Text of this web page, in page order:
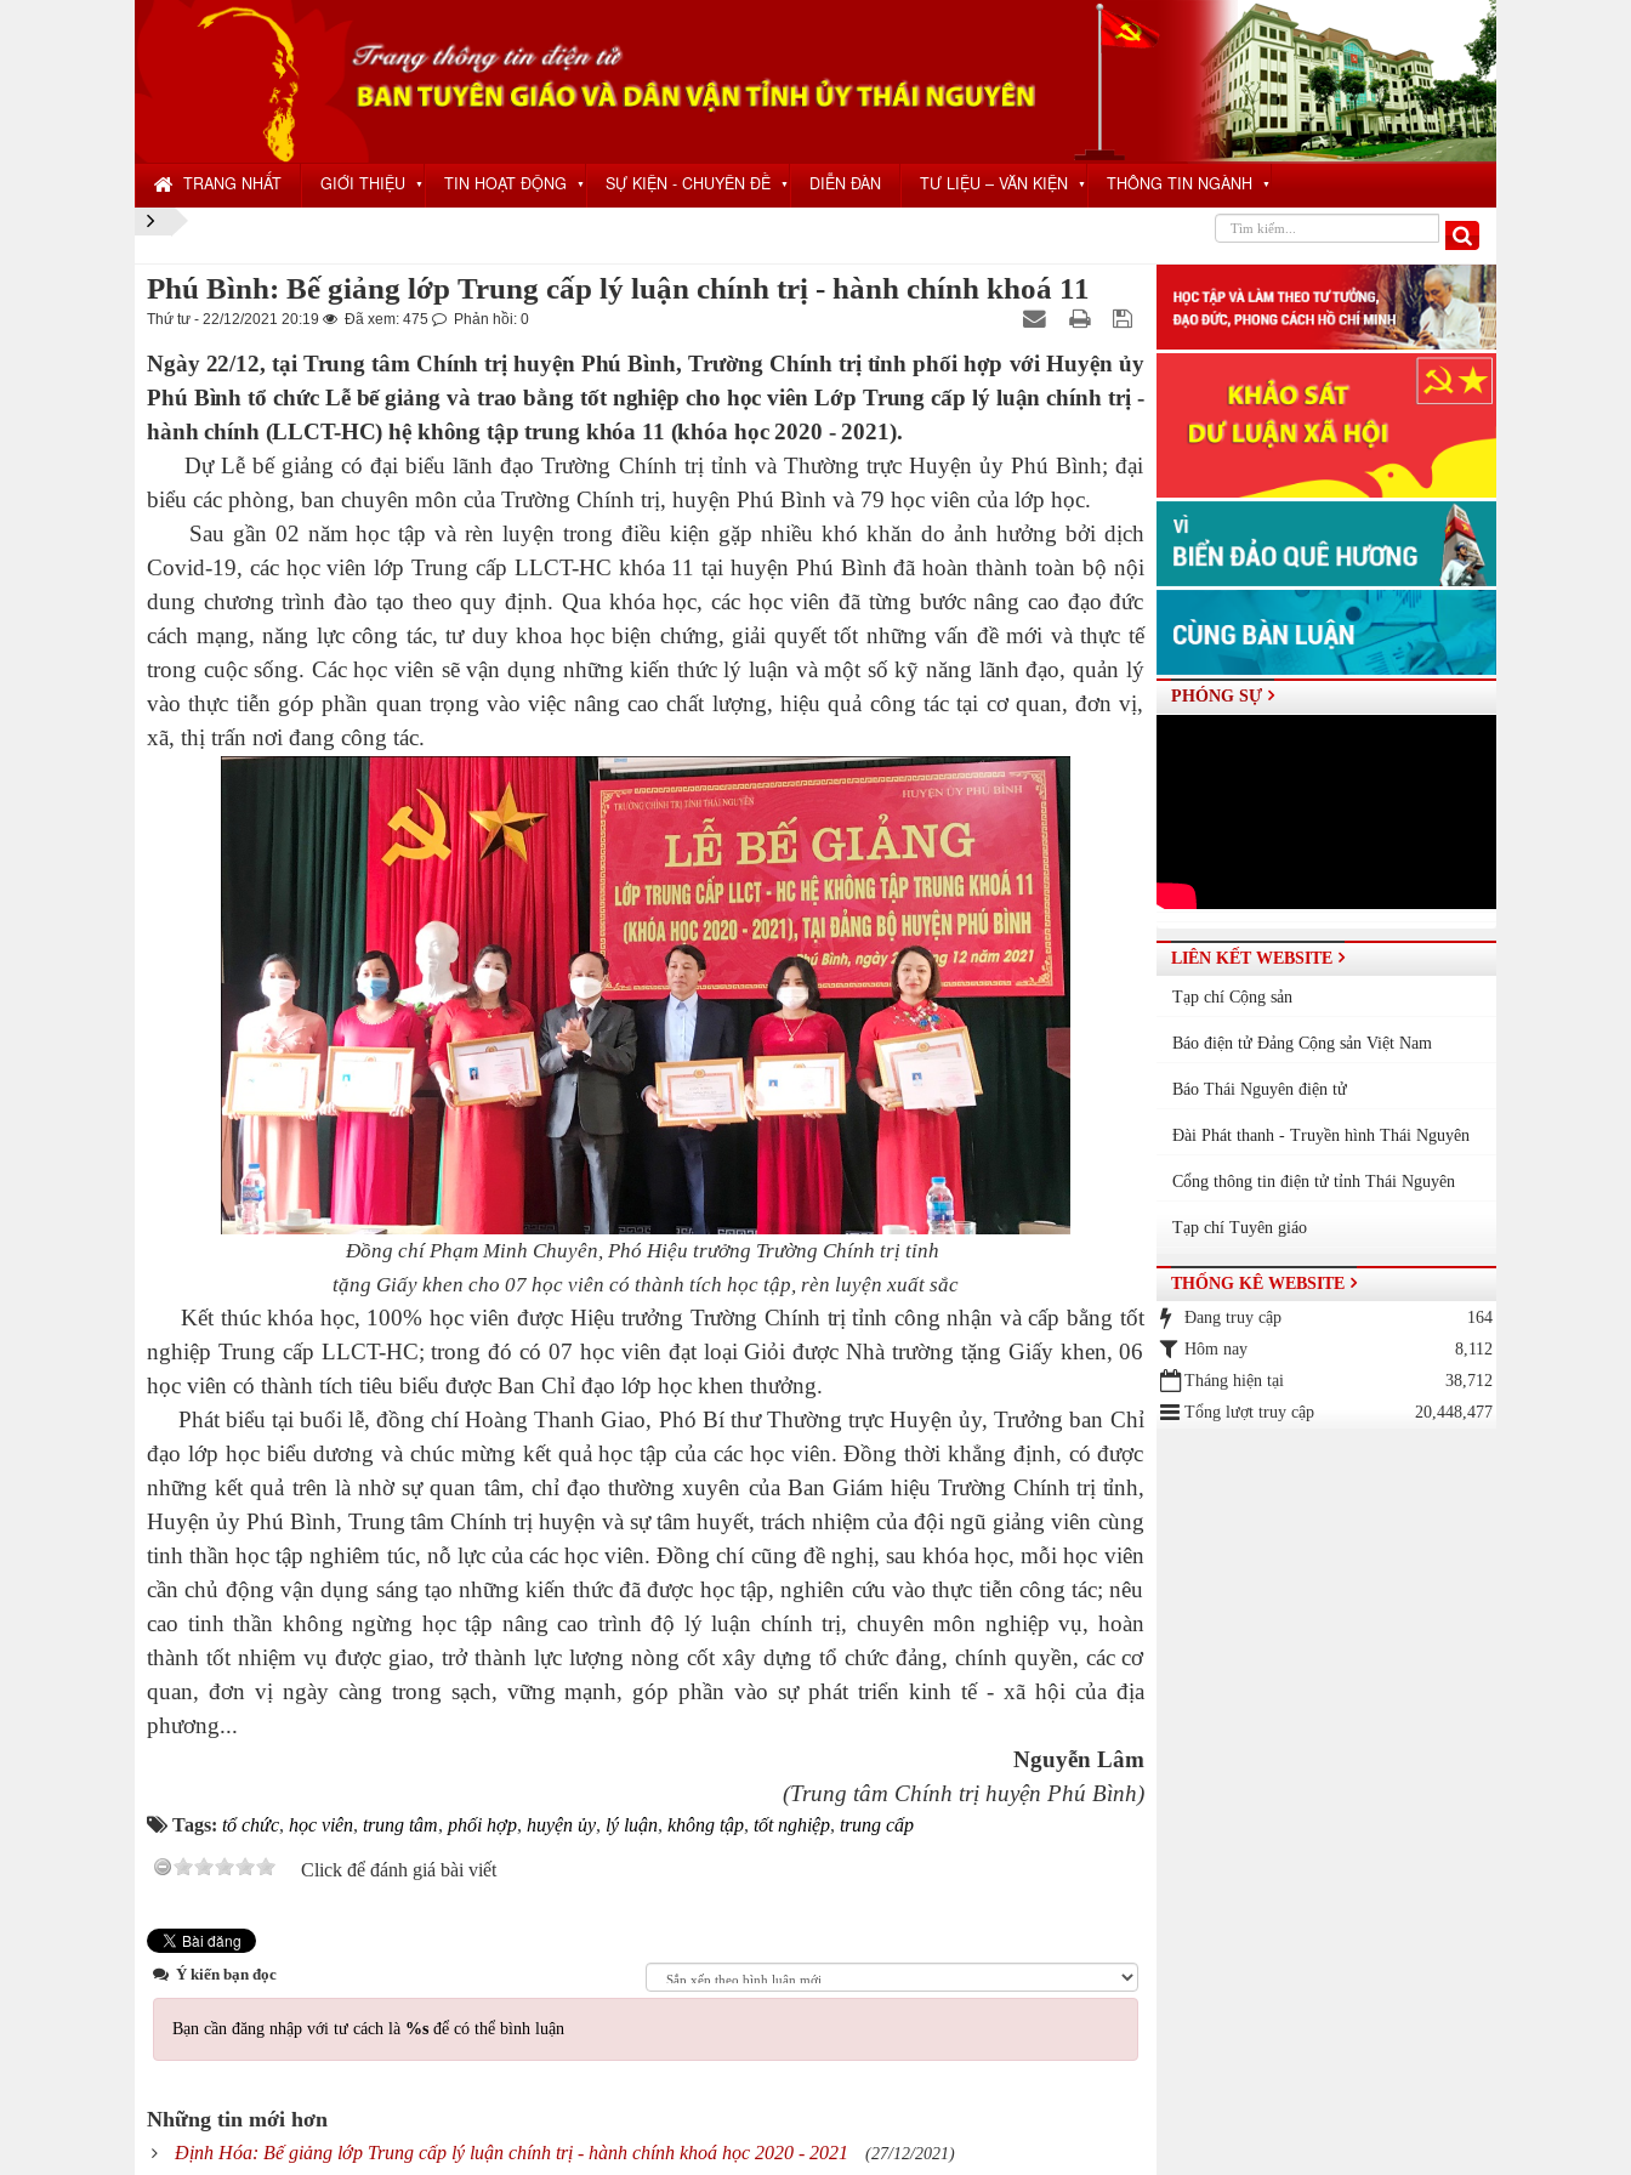
TRANG NHẤT GIỚI THIỆU ▼ TIN HOẠT ĐỘNG ▼ SỰ KIỆN - CHUYÊN ĐỀ ▼ DIỄN ĐÀN TƯ LIỆU – VĂN KIỆN ▼ THÔNG TIN NGÀNH ▼
Phú Bình: Bế giảng lớp Trung cấp lý luận chính trị - hành chính khoá 11
Thứ tư - 22/12/2021 20:19 Đã xem: 475 Phản hồi: 0
Ngày 22/12, tại Trung tâm Chính trị huyện Phú Bình, Trường Chính trị tỉnh phối hợp với Huyện ủy
Phú Bình tổ chức Lễ bế giảng và trao bằng tốt nghiệp cho học viên Lớp Trung cấp lý luận chính trị -
hành chính (LLCT-HC) hệ không tập trung khóa 11 (khóa học 2020 - 2021).
Dự Lễ bế giảng có đại biểu lãnh đạo Trường Chính trị tỉnh và Thường trực Huyện ủy Phú Bình; đại
biểu các phòng, ban chuyên môn của Trường Chính trị, huyện Phú Bình và 79 học viên của lớp học.
Sau gần 02 năm học tập và rèn luyện trong điều kiện gặp nhiều khó khăn do ảnh hưởng bởi dịch
Covid-19, các học viên lớp Trung cấp LLCT-HC khóa 11 tại huyện Phú Bình đã hoàn thành toàn bộ nội
dung chương trình đào tạo theo quy định. Qua khóa học, các học viên đã từng bước nâng cao đạo đức
cách mạng, năng lực công tác, tư duy khoa học biện chứng, giải quyết tốt những vấn đề mới và thực tế
trong cuộc sống. Các học viên sẽ vận dụng những kiến thức lý luận và một số kỹ năng lãnh đạo, quản lý
vào thực tiễn góp phần quan trọng vào việc nâng cao chất lượng, hiệu quả công tác tại cơ quan, đơn vị,
xã, thị trấn nơi đang công tác.
Đồng chí Phạm Minh Chuyên, Phó Hiệu trưởng Trường Chính trị tỉnh
tặng Giấy khen cho 07 học viên có thành tích học tập, rèn luyện xuất sắc
Kết thúc khóa học, 100% học viên được Hiệu trưởng Trường Chính trị tỉnh công nhận và cấp bằng tốt
nghiệp Trung cấp LLCT-HC; trong đó có 07 học viên đạt loại Giỏi được Nhà trường tặng Giấy khen, 06
học viên có thành tích tiêu biểu được Ban Chỉ đạo lớp học khen thưởng.
Phát biểu tại buổi lễ, đồng chí Hoàng Thanh Giao, Phó Bí thư Thường trực Huyện ủy, Trưởng ban Chỉ
đạo lớp học biểu dương và chúc mừng kết quả học tập của các học viên. Đồng thời khẳng định, có được
những kết quả trên là nhờ sự quan tâm, chỉ đạo thường xuyên của Ban Giám hiệuTrường Chính trị tỉnh,
Huyện ủy Phú Bình,Trung tâm Chính trị huyện và sự tâm huyết, trách nhiệm của đội ngũ giảng viên cùng
tinh thần học tập nghiêm túc, nỗ lực của các học viên. Đồng chí cũng đề nghị, sau khóa học, mỗi học viên
cần chủ động vận dụng sáng tạo những kiến thức đã được học tập, nghiên cứu vào thực tiễn công tác; nêu
cao tinh thần không ngừng học tập nâng cao trình độ lý luận chính trị, chuyên môn nghiệp vụ, hoàn
thành tốt nhiệm vụ được giao, trở thành lực lượng nòng cốt xây dựng tổ chức đảng, chính quyền, các cơ
quan, đơn vị ngày càng trong sạch, vững mạnh, góp phần vào sự phát triển kinh tế - xã hội của địa
phương...
Nguyễn Lâm
(Trung tâm Chính trị huyện Phú Bình)
Tags: tổ chức, học viên, trung tâm, phối hợp, huyện ủy, lý luận, không tập, tốt nghiệp, trung cấp
Click để đánh giá bài viết
Ý kiến bạn đọc
Bạn cần đăng nhập với tư cách là %s để có thể bình luận
Những tin mới hơn
Định Hóa: Bế giảng lớp Trung cấp lý luận chính trị - hành chính khoá học 2020 - 2021 (27/12/2021)
PHÓNG SỰ
LIÊN KẾT WEBSITE
Tạp chí Cộng sản
Báo điện tử Đảng Cộng sản Việt Nam
Báo Thái Nguyên điện tử
Đài Phát thanh - Truyền hình Thái Nguyên
Cổng thông tin điện tử tỉnh Thái Nguyên
Tạp chí Tuyên giáo
THỐNG KÊ WEBSITE
Đang truy cập
164
Hôm nay
8,112
Tháng hiện tại
38,712
Tổng lượt truy cập
20,448,477